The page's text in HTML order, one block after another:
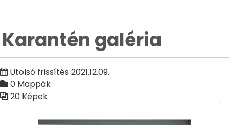
Karantén galéria
Utolsó frissítés 2021.12.09.
0 Mappák
20 Képek